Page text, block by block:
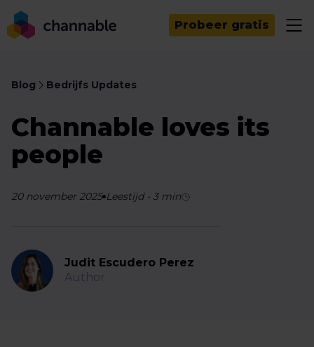
Probeer gratis
Blog Bedrijfs Updates
Channable loves its
people
20 november 2025 Leestijd- 3min
Judit Escudero Perez
Author